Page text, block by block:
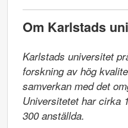
Om Karlstads
Karlstads universitet
forskning av hög
samverkan med det
Universitetet har cirka
300 anställda.